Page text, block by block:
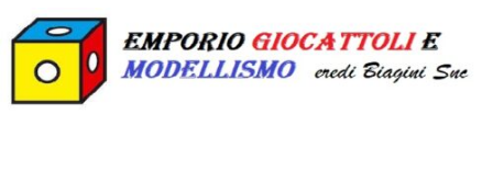
Home Okbaby
Okbaby